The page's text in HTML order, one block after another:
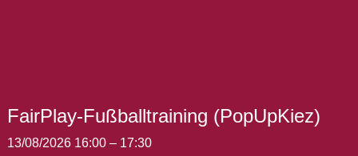
FairPlay-Fußballtraining (PopUpKiez)
13/08/2026 16:00– 17:30